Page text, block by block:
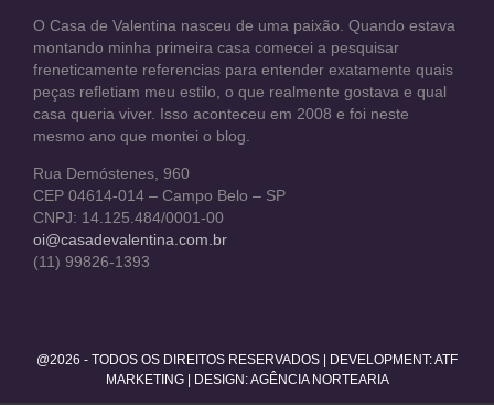
O Casa de Valentina nasceu de uma paixão. Quando estava
montando minha primeira casa comecei a pesquisar
freneticamente referencias para entender exatamente quais
peças refletiam meu estilo, o que realmente gostava e qual
casa queria viver. Isso aconteceu em 2008 e foi neste
mesmo ano que montei o blog.
Rua Demóstenes, 960
CEP 04614-014 – Campo Belo – SP
CNPJ: 14.125.484/0001-00
oi@casadevalentina.com.br
(11) 99826-1393
@2026 - TODOS OS DIREITOS RESERVADOS | DEVELOPMENT:ATF
MARKETING| DESIGN: AGÊNCIA NORTEARIA